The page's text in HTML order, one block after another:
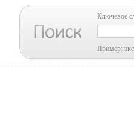
Ключевое
Пример: